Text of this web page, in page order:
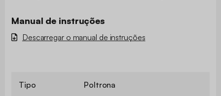
Manual de instruções
Descarregar o manual de instruções
Tipo Poltrona